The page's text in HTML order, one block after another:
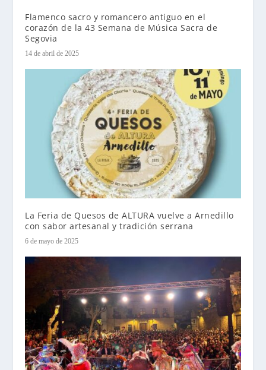
Flamenco sacro y romancero antiguo en el
corazón de la 43 Semana de Música Sacra de
Segovia
14 de abril de 2025
La Feria de Quesos de ALTURA vuelve a Arnedillo
con sabor artesanal y tradición serrana
6 de mayo de 2025